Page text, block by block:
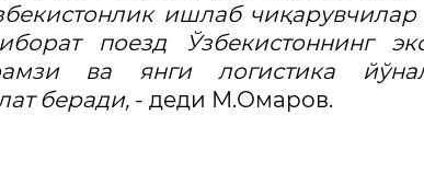
ишлаб чиқарувчилар
поезд Ўзбекистоннинг
ва янги логистика
беради, - деди М.Омаров.